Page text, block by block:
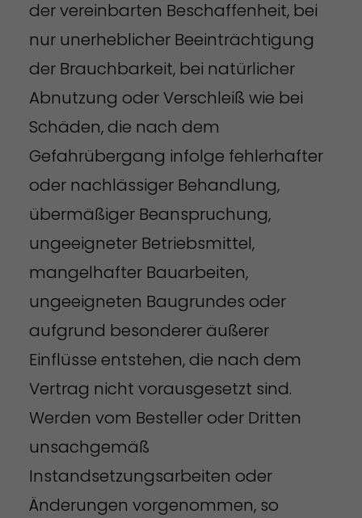
der vereinbarten Beschaffenheit, bei
nur unerheblicher Beeinträchtigung
der Brauchbarkeit, bei natürlicher
Abnutzung oder Verschleiß wie bei
Schäden, die nach dem
Gefahrübergang infolge fehlerhafter
oder nachlässiger Behandlung,
übermäßiger Beanspruchung,
ungeeigneter Betriebsmittel,
mangelhafter Bauarbeiten,
ungeeigneten Baugrundes oder
aufgrund besonderer äußerer
Einflüsse entstehen, die nach dem
Vertrag nicht vorausgesetzt sind.
Werden vom Besteller oder Dritten
unsachgemäß
Instandsetzungsarbeiten oder
Änderungen vorgenommen, so